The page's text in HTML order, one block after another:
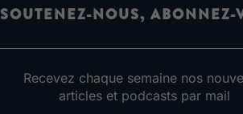
SOUTENEZ-NOUS, ABONNEZ-
Recevez chaque semaine nos
articles et podcasts par mail